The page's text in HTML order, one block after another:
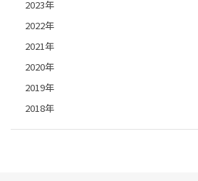
2023年
2022年
2021年
2020年
2019年
2018年